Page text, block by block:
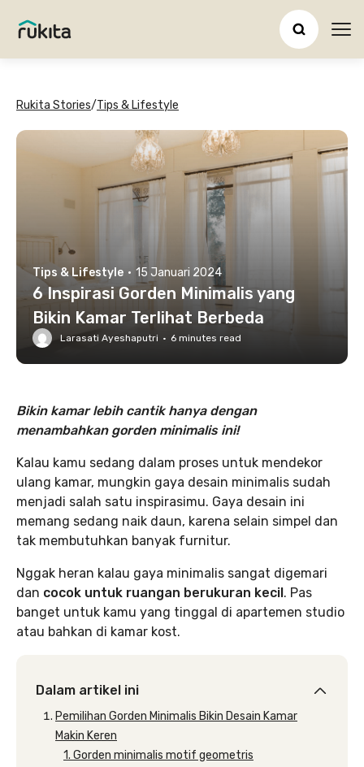
Rukita Stories/Tips & Lifestyle
Tips & Lifestyle · 15 Januari 2024
6 Inspirasi Gorden Minimalis yang
Bikin Kamar Terlihat Berbeda
Larasati Ayeshaputri · 6 minutes read
Bikin kamar lebih cantik hanya dengan
menambahkan gorden minimalis ini!
Kalau kamu sedang dalam proses untuk mendekor
ulang kamar, mungkin gaya desain minimalis sudah
menjadi salah satu inspirasimu. Gaya desain ini
memang sedang naik daun, karena selain simpel dan
tak membutuhkan banyak furnitur.
Nggak heran kalau gaya minimalis sangat digemari
dan cocok untuk ruangan berukuran kecil. Pas
banget untuk kamu yang tinggal di apartemen studio
atau bahkan di kamar kost.
Dalam artikel ini
Pemilihan Gorden Minimalis Bikin Desain Kamar
Makin Keren
1. Gorden minimalis motif geometris